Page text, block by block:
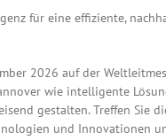
für eine effiziente,
2026 auf der
wie intelligente
gestalten. Treffen Sie
und Innovationen